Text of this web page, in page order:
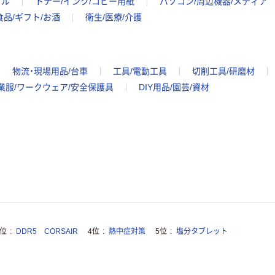
品/ギフト/お酒
衛生/医療/介護
物流・現場用品/台車 工具/電動工具
切削工具/研磨材
服/ワークウェア/安全保護具
DIY用品/園芸/資材
DDR5 CORSAIR 4位 熱中症対策 5位 塩分タブレット